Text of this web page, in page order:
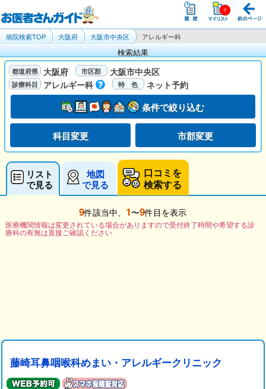
病院検索TOP 大阪府 大阪市中央区 アレルギー科
検索結果
大阪府
大阪市中央区
アレルギー科
ネット予約
条件で絞り込む
科目変更 市郡変更
リスト
で見る
地図
で見る
口コミを
検索する
9件該当中、 1〜9件目を表示
医療機関情報は変更されている場合がありますので受付終了時間や希望する診
療科の有無は直接ご確認ください
藤崎耳鼻咽喉科めまい・アレルギークリニック